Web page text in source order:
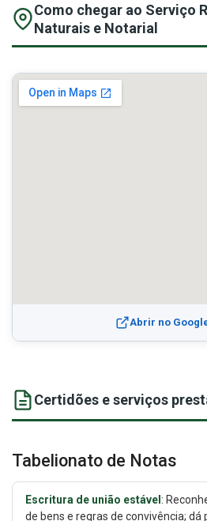
Como chegar ao Serviço
Naturais e Notarial
Abrir no
Certidões e serviços
Tabelionato de Notas
Escritura de união estável :
de bens e regras de convivência; dá